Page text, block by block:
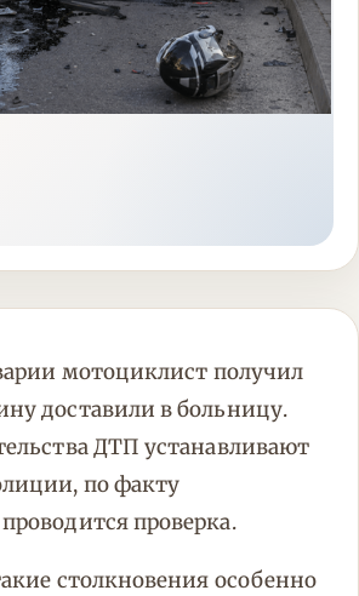
мотоциклист получил
доставили в больницу.
ДТП устанавливают
по факту
проверка.
столкновения особенно